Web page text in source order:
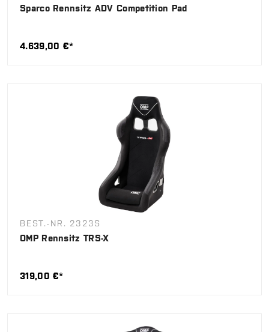
Sparco Rennsitz ADV Competition Pad
4.639,00 €*
BEST.-NR. 2323S
OMP Rennsitz TRS-X
319,00 €*